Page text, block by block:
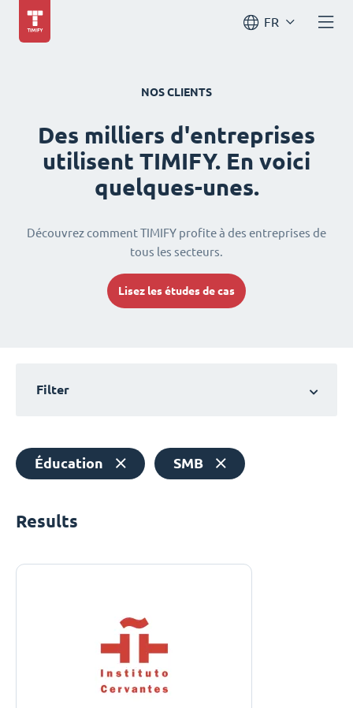
FR
NOS CLIENTS
Des milliers d'entreprises
utilisent TIMIFY. En voici
quelques-unes.
Découvrez comment TIMIFY profite à des entreprises de
tous les secteurs.
Lisez les études de cas
Filter
Éducation SMB
Results